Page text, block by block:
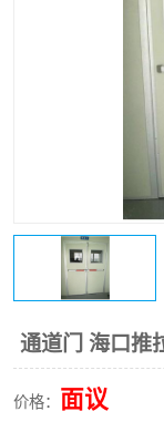
通道门 海口推
价格： 面议
变压器室配电房